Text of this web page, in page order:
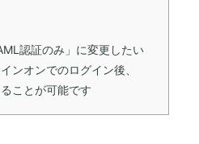
認証のみ」に変更したい
ンオンでのログイン後、
ことが可能です